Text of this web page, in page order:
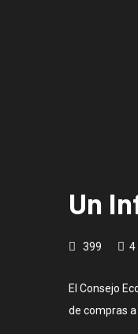
Un
399 4
El Consejo
de compras